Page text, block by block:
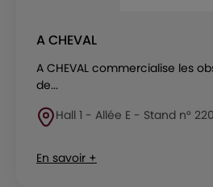
A CHEVAL
A CHEVAL commercialise les
de...
Hall 1 - Allée E - Stand n°
En savoir +